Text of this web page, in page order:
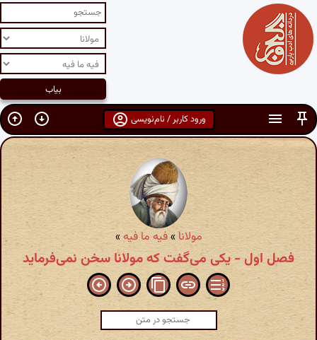
ورود کاربر / نام‌نویسی
مولانا»فیه ما فیه»
فصل اول - یکی می‌گفت که مولانا سخن نمی‌فرماید